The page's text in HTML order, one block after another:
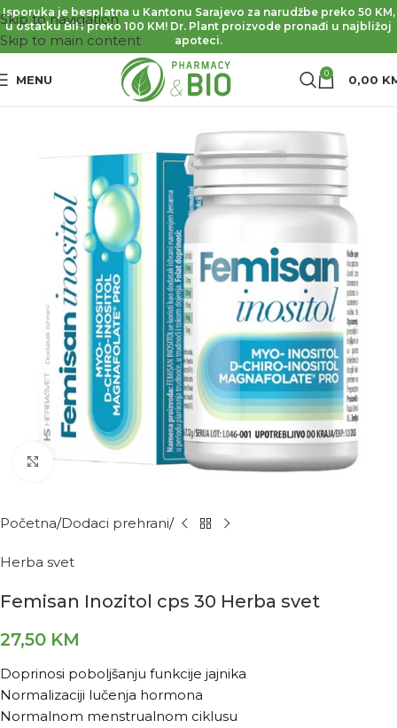
Skip to navigation
Skip to main content
Isporuka je besplatna u Kantonu Sarajevo za narudžbe preko 50 KM,
u ostatku BiH preko 100 KM! Dr. Plant proizvode pronađi u najbližoj
apoteci.
MENU 0 0,00
Kliknite za povećanje
Početna Dodaci prehrani
Herba svet
Femisan Inozitol cps 30 Herba svet
27,50 KM
Doprinosi poboljšanju funkcije jajnika
Normalizaciji lučenja hormona
Normalnom menstrualnom ciklusu